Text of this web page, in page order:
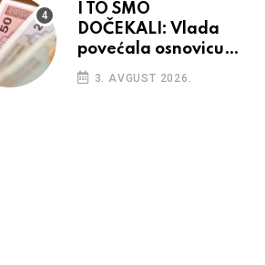
I TO SMO
DOČEKALI: Vlada
povećala osnovicu
za obračun plaća
budžetskim
3. AVGUST 2026.